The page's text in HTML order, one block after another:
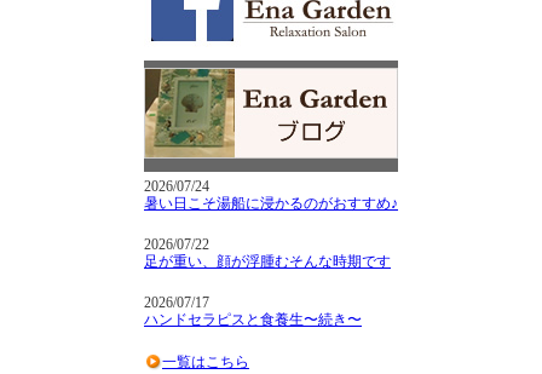
2026/07/24
暑い日こそ湯船に浸かるのがおすすめ♪
2026/07/22
足が重い、顔が浮腫むそんな時期です
2026/07/17
ハンドセラピスと食養生〜続き〜
一覧はこちら